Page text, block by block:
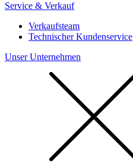
Service & Verkauf
Verkaufsteam
Technischer Kundenservice
Unser Unternehmen